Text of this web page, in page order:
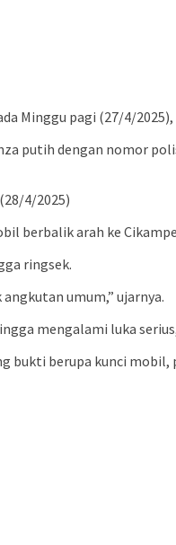
Minggu pagi (27/4/
putih dengan nomor
4/2025)
berbalik arah ke
ringsek.
umum,” ujarnya.
mengalami luka
bukti berupa kunci